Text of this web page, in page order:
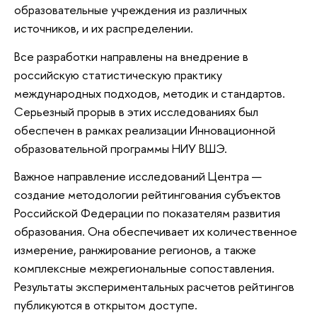
образовательные учреждения из различных
источников, и их распределении.
Все разработки направлены на внедрение в
российскую статистическую практику
международных подходов, методик и стандартов.
Серьезный прорыв в этих исследованиях был
обеспечен в рамках реализации Инновационной
образовательной программы НИУ ВШЭ.
Важное направление исследований Центра —
создание методологии рейтингования субъектов
Российской Федерации по показателям развития
образования. Она обеспечивает их количественное
измерение, ранжирование регионов, а также
комплексные межрегиональные сопоставления.
Результаты экспериментальных расчетов рейтингов
публикуются в открытом доступе.